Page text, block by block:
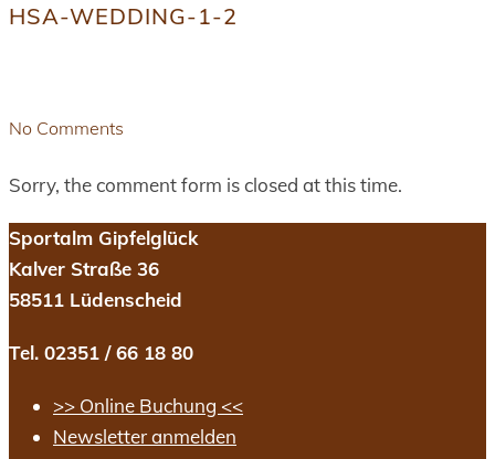
HSA-WEDDING-1-2
No Comments
Sorry, the comment form is closed at this time.
Sportalm Gipfelglück
Kalver Straße 36
58511 Lüdenscheid
Tel. 02351 / 66 18 80
>> Online Buchung <<
Newsletter anmelden